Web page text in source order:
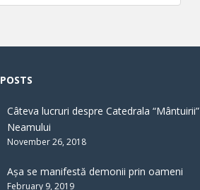
Câteva lucruri despre Catedrala “Mântuirii”
Neamului
November 26, 2018
Așa se manifestă demonii prin oameni
February 9, 2019